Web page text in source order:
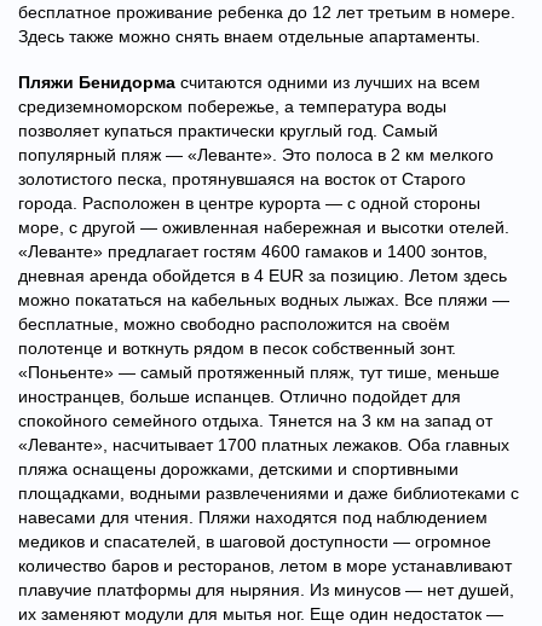
бесплатное проживание ребенка до 12 лет третьим в номере.
Здесь также можно снять внаем отдельные апартаменты.
Пляжи Бенидорма считаются одними из лучших на всем
средиземноморском побережье, а температура воды
позволяет купаться практически круглый год. Самый
популярный пляж — «Леванте». Это полоса в 2 км мелкого
золотистого песка, протянувшаяся на восток от Старого
города. Расположен в центре курорта — с одной стороны
море, с другой — оживленная набережная и высотки отелей.
«Леванте» предлагает гостям 4600 гамаков и 1400 зонтов,
дневная аренда обойдется в 4 EUR за позицию. Летом здесь
можно покататься на кабельных водных лыжах. Все пляжи —
бесплатные, можно свободно расположится на своём
полотенце и воткнуть рядом в песок собственный зонт.
«Поньенте» — самый протяженный пляж, тут тише, меньше
иностранцев, больше испанцев. Отлично подойдет для
спокойного семейного отдыха. Тянется на 3 км на запад от
«Леванте», насчитывает 1700 платных лежаков. Оба главных
пляжа оснащены дорожками, детскими и спортивными
площадками, водными развлечениями и даже библиотеками с
навесами для чтения. Пляжи находятся под наблюдением
медиков и спасателей, в шаговой доступности — огромное
количество баров и ресторанов, летом в море устанавливают
плавучие платформы для ныряния. Из минусов — нет душей,
их заменяют модули для мытья ног. Еще один недостаток —